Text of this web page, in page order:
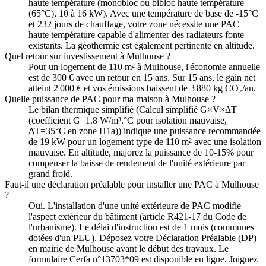
haute température (monobloc ou bibloc haute température
(65°C), 10 à 16 kW). Avec une température de base de -15°C
et 232 jours de chauffage, votre zone nécessite une PAC
haute température capable d'alimenter des radiateurs fonte
existants. La géothermie est également pertinente en altitude.
Quel retour sur investissement à Mulhouse ?
Pour un logement de 110 m² à Mulhouse, l'économie annuelle
est de 300 € avec un retour en 15 ans. Sur 15 ans, le gain net
atteint 2 000 € et vos émissions baissent de 3 880 kg CO₂/an.
Quelle puissance de PAC pour ma maison à Mulhouse ?
Le bilan thermique simplifié (Calcul simplifié G×V×ΔT
(coefficient G=1.8 W/m³.°C pour isolation mauvaise,
ΔT=35°C en zone H1a)) indique une puissance recommandée
de 19 kW pour un logement type de 110 m² avec une isolation
mauvaise. En altitude, majorez la puissance de 10-15% pour
compenser la baisse de rendement de l'unité extérieure par
grand froid.
Faut-il une déclaration préalable pour installer une PAC à Mulhouse
?
Oui. L'installation d'une unité extérieure de PAC modifie
l'aspect extérieur du bâtiment (article R421-17 du Code de
l'urbanisme). Le délai d'instruction est de 1 mois (communes
dotées d'un PLU). Déposez votre Déclaration Préalable (DP)
en mairie de Mulhouse avant le début des travaux. Le
formulaire Cerfa n°13703*09 est disponible en ligne. Joignez